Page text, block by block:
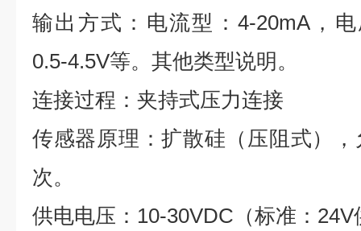
输出方式：电流型： 4-20mA ，
0.5-4.5V等。其他类型说明。
连接过程：夹持式压力连接
传感器原理：扩散硅（压阻式）
次。
供电电压： 10-30VDC （标准： 24V